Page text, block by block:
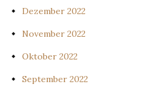
Dezember 2022
November 2022
Oktober 2022
September 2022